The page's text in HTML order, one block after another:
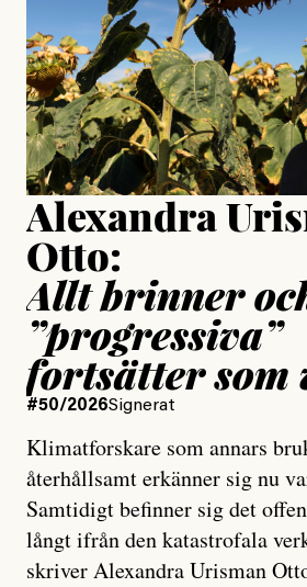
Publicerad24 July, 2026
Jesper Lundby
Publicerad15 July, 2026
Uppdaterad15 July, 2026
Alexandra
Otto:
Allt brinner
”progressiva”
fortsätter som
#50/2026Signerat
Klimatforskare som annars
återhållsamt erkänner sig nu
Samtidigt befinner sig det
långt ifrån den katastrofala
skriver Alexandra Urisman